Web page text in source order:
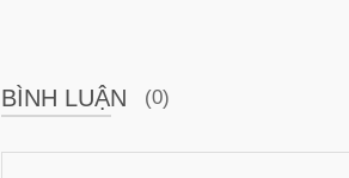
BÌNH LUẬN (0)